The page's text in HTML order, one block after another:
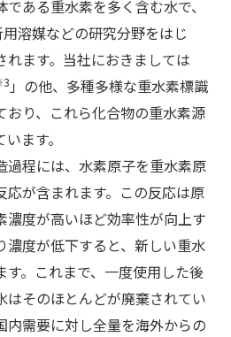
ある重水素を多く含む水で、
溶媒などの研究分野をはじ
れます。当社におきましては
」の他、多種多様な重水素標識
おり、これら化合物の重水素源
ます。
過程には、水素原子を重水素原
応が含まれます。この反応は原
濃度が高いほど効率性が向上す
濃度が低下すると、新しい重水
す。これまで、一度使用した後
はそのほとんどが廃棄されてい
内需要に対し全量を海外からの